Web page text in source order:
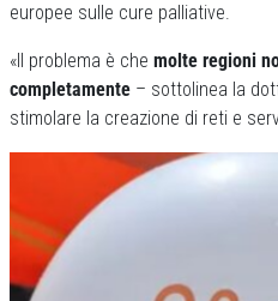
europee sulle cure palliative.
«Il problema è che molte regioni
completamente – sottolinea la
stimolare la creazione di reti e